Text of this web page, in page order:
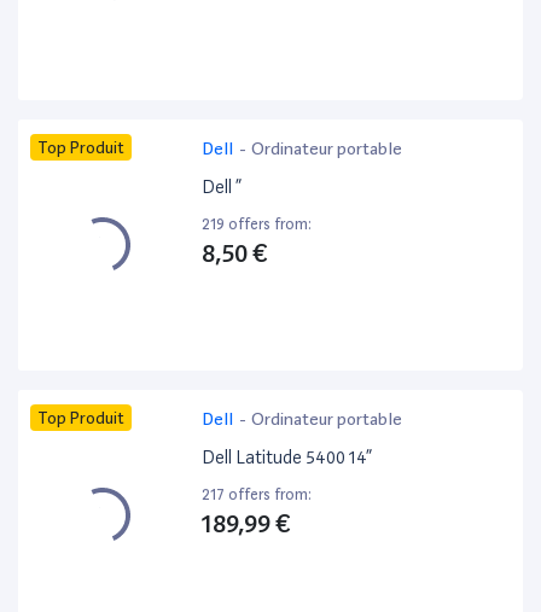
Top Produit Dell - Ordinateur portable
Dell ”
219 offers from:
8,50 €
Top Produit Dell - Ordinateur portable
Dell Latitude 5400 14”
217 offers from:
189,99 €